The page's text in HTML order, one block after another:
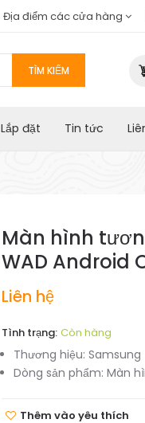
Địa điểm các cửa hàng
TÌM KIẾM
Lắp đặt Tin tức
Màn hình
WAD Android
Liên hệ
Tình trạng: Còn hàng
Thương hiệu: Samsung
Dòng sản phẩm: Màn
Thêm vào yêu thích